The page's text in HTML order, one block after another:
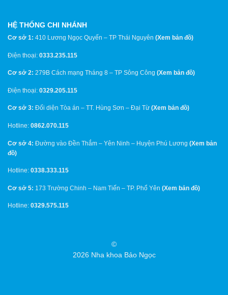
HỆ THỐNG CHI NHÁNH
Cơ sở 1: 410 Lương Ngọc Quyến – TP Thái Nguyên (Xem bản đồ)
Điện thoại: 0333.235.115
Cơ sở 2: 279B Cách mạng Tháng 8 – TP Sông Công (Xem bản đồ)
Điện thoại: 0329.205.115
Cơ sở 3: Đối diện Tòa án – TT. Hùng Sơn – Đại Từ (Xem bản đồ)
Hotline: 0862.070.115
Cơ sở 4: Đường vào Đền Thắm – Yên Ninh – Huyện Phú Lương (Xem bản
đồ)
Hotline: 0338.333.115
Cơ sở 5: 173 Trường Chinh – Nam Tiến – TP. Phổ Yên (Xem bản đồ)
Hotline: 0329.575.115
©
2026 Nha khoa Bảo Ngọc